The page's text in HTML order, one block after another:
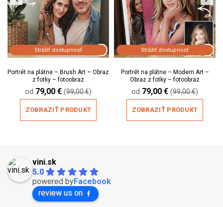
Strážiť dostupnosť
Portrét na plátne – Brush Art – Obraz
z fotky – fotoobraz
od 79,00 € (99,00€)
ZOBRAZIŤ PRODUKT
Strážiť dostupnosť
Portrét na plátne – Modern Art –
Obraz z fotky – fotoobraz
od 79,00 € (99,00€)
ZOBRAZIŤ PRODUKT
vini.sk
5.0
powered byFacebook
review us on